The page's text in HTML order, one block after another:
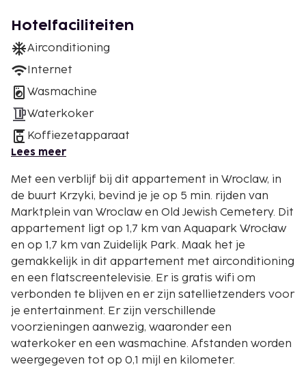
Hotelfaciliteiten
Airconditioning
Internet
Wasmachine
Waterkoker
Koffiezetapparaat
Lees meer
Met een verblijf bij dit appartement in Wroclaw, in
de buurt Krzyki, bevind je je op 5 min. rijden van
Marktplein van Wroclaw en Old Jewish Cemetery. Dit
appartement ligt op 1,7 km van Aquapark Wrocław
en op 1,7 km van Zuidelijk Park. Maak het je
gemakkelijk in dit appartement met airconditioning
en een flatscreentelevisie. Er is gratis wifi om
verbonden te blijven en er zijn satellietzenders voor
je entertainment. Er zijn verschillende
voorzieningen aanwezig, waaronder een
waterkoker en een wasmachine. Afstanden worden
weergegeven tot op 0,1 mijl en kilometer.